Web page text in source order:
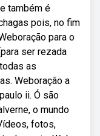
também é
pois, no fim
para o
ser rezada
as
Weboração a
ii. Ó são
o mundo
fotos,